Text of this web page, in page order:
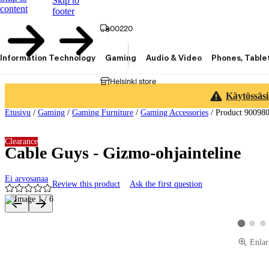
content
footer
00220
Helsinki store
Information Technology Gaming Audio & Video Phones,
Etusivu / Gaming / Gaming Furniture / Gaming Accessories / Product 900980
Cable Guys - Gizmo-ohjainteline
Ei arvosanaa
Review this product Ask the first question
Clearance
Product images and videos
ViewView